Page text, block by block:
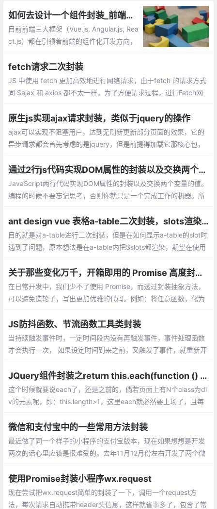
如何去设计一个组件封装_前端组件化设计思路
目前前端三大框架（Vue.js, Angular.js, Rea
ct.js）都在引领着前端的组件化开发方向，
了前所未有的方便，其实组件化开发早已经
具有（YUI），但如何封装一个优秀的组
件，可能并不是每位前端开发者都能够做好
fetch请求二次封装
JS 中使用 fetch 更加高效地进行网络请求，由于fetch 的请求方式
同 $ajax 和 axios 都不太一样，为了方便请求过程，进行Fetch网
romise的方式封装。
原生js实现ajax请求封装，类似于jquery的操作
ajax可以实现不阻塞用户，达到无刷新更新部分页面的效果，它的
异步请求都会首先考虑的是jquery，但是前提得加载它那核心包，
通过2行js代码实现DOM属性的封装以及交换两个变量的值
JavaScript两行代码实现DOM属性的封装以及交换两个变量的值。
编程的时候不要忘记思考，否则你就只是一个完成工作的机器。所
时间，别犹豫，换一个。
ant design vue 表格a-table二次封装，slots渲染问题
目的就是对a-table进行二次封装，但是在如何显示a-table的slot时
遇到了问题，原本想法是在a-table内把$slots都渲染，期望在使用
关于那些变化万千，开箱即用的 Promise 高度封装方法
在日常开发中，我们少不了使用 Promise，而透过封装抽象方法，
可以避免造轮子，写出更加优雅的代码。例如：将任意函数，化为
eb Worker 来使用不同线程、暂停若干秒再继续
JS防抖函数、节流函数工具类封装
当持续触发事件时，一定时间段内没有再触发事件，事件处理函数
才会执行一次， 如果设定时间到来之前，又触发了事件，就重新开
的间隔小于既定时间
JQuery组件封装之return this.each(function () {});
这个时候就要说each了，还是之前的，倘若页面上有N个class为di
v的元素呢，即：this.length>1，这里each就必然要上场了，且每
微信和支付宝中的一些常用方法封装
最近做了同一个样子的小程序的支付宝版本，现在如果想想是开发
两次的话心里应该是很难受的。去年11月12月份左右开发了两个微
的。我们团队看到了uniapp这个东西
使用Promise封装小程序wx.request
现在尝试把wx.request简单的封装了一下，调用一个request方
法，每次请求自动携带header头信息，这样就省事多了，包含了常